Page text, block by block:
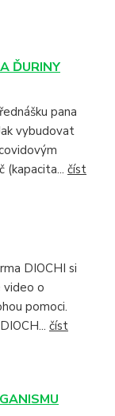
ĎURINY
pana
vybudovat
(kapacita... číst
DIOCHI si
video o
pomoci.
číst